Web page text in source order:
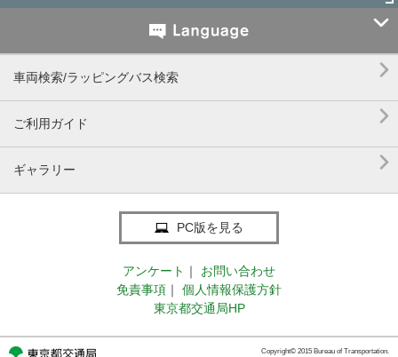

車両検索/ラッピングバス検索 
ご利用ガイド 
ギャラリー 
PC版を見る
アンケート ｜
お問い合わせ
免責事項 ｜
個人情報保護方針
東京都交通局HP
Copyright© 2015 Bureau of Transportation.